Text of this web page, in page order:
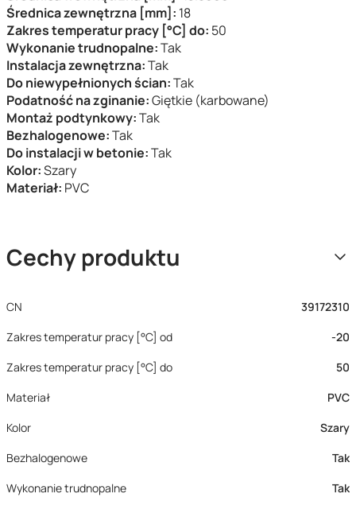
Średnica zewnętrzna [mm]: 18
Zakres temperatur pracy [°C] do: 50
Wykonanie trudnopalne:Tak
Instalacja zewnętrzna:Tak
Do niewypełnionych ścian:Tak
Podatność na zginanie:Giętkie (karbowane)
Montaż podtynkowy:Tak
Bezhalogenowe:Tak
Do instalacji w betonie:Tak
Kolor:Szary
Materiał: PVC
Cechy produktu
CN
39172310
Zakres temperatur pracy [°C] od
-20
Zakres temperatur pracy [°C] do
50
Materiał
PVC
Kolor
Szary
Bezhalogenowe
Tak
Wykonanie trudnopalne
Tak